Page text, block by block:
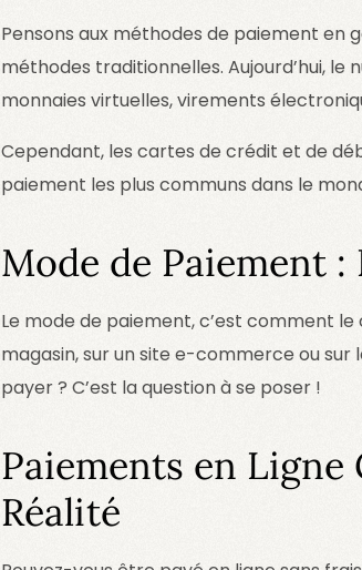
Pensons aux méthodes de paiement en
méthodes traditionnelles. Aujourd’hui,
monnaies virtuelles, virements
Cependant, les cartes de crédit et de
paiement les plus communs dans le
Mode de Paiement
Le mode de paiement, c’est comment
magasin, sur un site e-commerce ou
payer ? C’est la question à se poser !
Paiements en
Réalité